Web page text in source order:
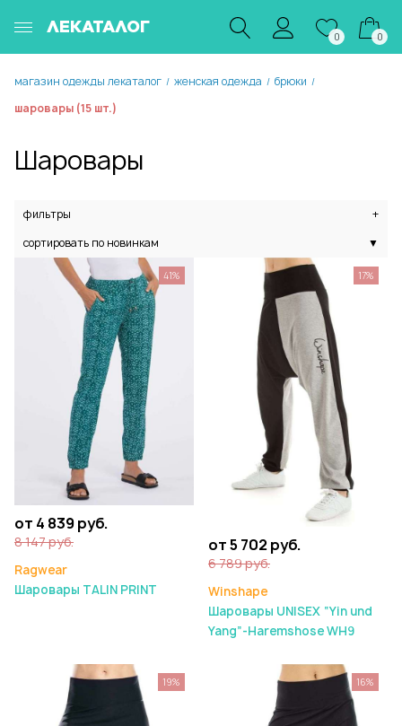
ЛЕКАТАЛОГ
0 0
магазин одежды лекаталог / женская одежда / брюки /
шаровары (15 шт.)
Шаровары
фильтры
+
сортировать по новинкам
▼
от 4 839 руб.
8 147 руб.
Ragwear
Шаровары TALIN PRINT
41%
от 5 702 руб.
6 789 руб.
Winshape
Шаровары UNISEX “Yin und
Yang”-Haremshose WH9
17%
19% 16%